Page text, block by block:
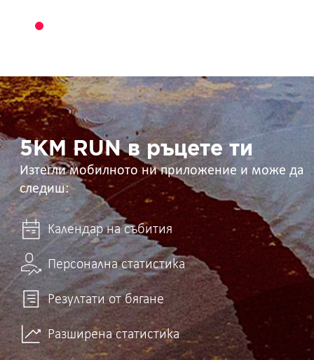
5KM
RUN
в
ръцете
ти 5KM RUN в ръцете ти
Изтегли мобилното ни приложение и може да
следиш:
Календар на събития
Персонална статистика
Резултати от бягане
Разширена статистика